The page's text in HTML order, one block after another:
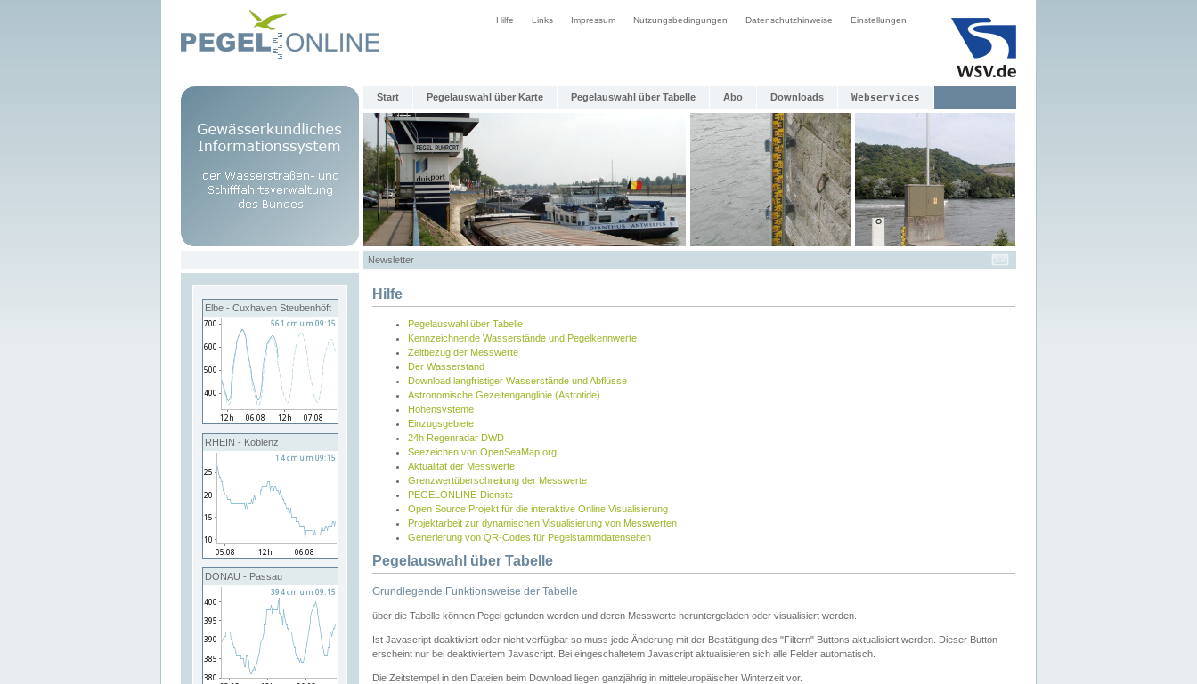
Hilfe Links Impressum Nutzungsbedingungen Datenschutzhinweise Einstellungen
Start Pegelauswahl über Karte Pegelauswahl über Tabelle Abo Downloads Webservices
Newsletter
Elbe - Cuxhaven Steubenhöft
RHEIN - Koblenz
DONAU - Passau
Hilfe
Pegelauswahl über Tabelle
Kennzeichnende Wasserstände und Pegelkennwerte
Zeitbezug der Messwerte
Der Wasserstand
Download langfristiger Wasserstände und Abflüsse
Astronomische Gezeitenganglinie (Astrotide)
Höhensysteme
Einzugsgebiete
24h Regenradar DWD
Seezeichen von OpenSeaMap.org
Aktualität der Messwerte
Grenzwertüberschreitung der Messwerte
PEGELONLINE-Dienste
Open Source Projekt für die interaktive Online Visualisierung
Projektarbeit zur dynamischen Visualisierung von Messwerten
Generierung von QR-Codes für Pegelstammdatenseiten
Pegelauswahl über Tabelle
Grundlegende Funktionsweise der Tabelle
über die Tabelle können Pegel gefunden werden und deren Messwerte heruntergeladen oder visualisiert werden.
Ist Javascript deaktiviert oder nicht verfügbar so muss jede Änderung mit der Bestätigung des "Filtern" Buttons aktualisiert werden. Dieser Button
erscheint nur bei deaktiviertem Javascript. Bei eingeschaltetem Javascript aktualisieren sich alle Felder automatisch.
Die Zeitstempel in den Dateien beim Download liegen ganzjährig in mitteleuropäischer Winterzeit vor.